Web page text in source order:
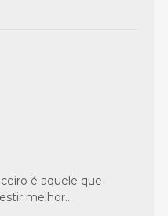
é aquele que
melhor...